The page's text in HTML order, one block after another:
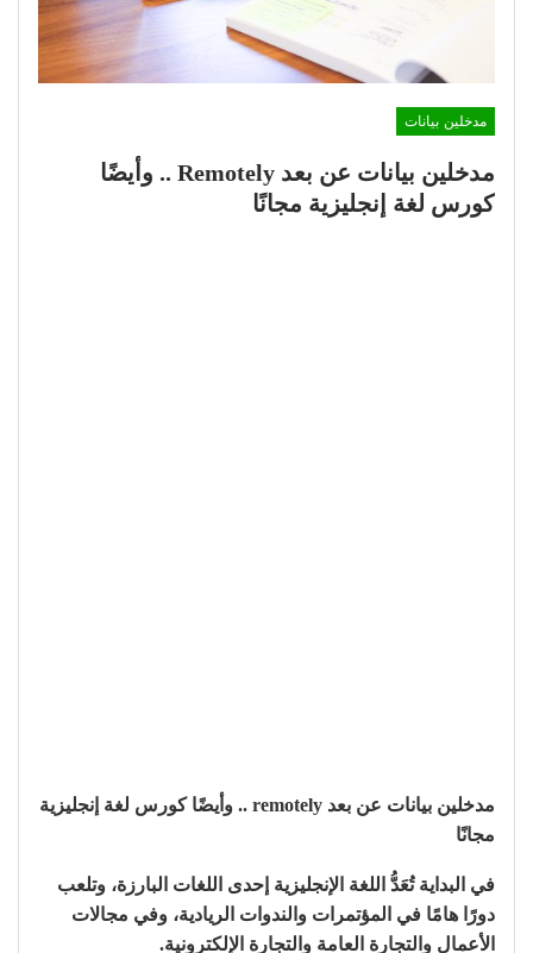
مدخلين بيانات
مدخلين بيانات عن بعد Remotely .. وأيضًا
كورس لغة إنجليزية مجانًا
مدخلين بيانات عن بعد remotely .. وأيضًا كورس لغة إنجليزية
مجانًا
في البداية تُعَدُّ اللغة الإنجليزية إحدى اللغات البارزة، وتلعب
دورًا هامًا في المؤتمرات والندوات الريادية، وفي مجالات
الأعمال والتجارة العامة والتجارة الإلكترونية.